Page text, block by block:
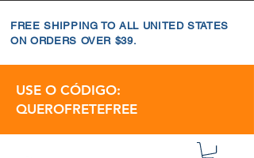
FREE SHIPPING TO ALL UNITED STATES
ON ORDERS OVER $39.
USE O CÓDIGO:
QUEROFRETEFREE